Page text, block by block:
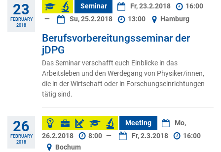
23
FEBRUARY
2018
Seminar Fr, 23.2.2018
16:00
—
Su, 25.2.2018 13:00 Hamburg
Berufsvorbereitungsseminar der
jDPG
Das Seminar verschafft euch Einblicke in das
Arbeitsleben und den Werdegang von Physiker/innen,
die in der Wirtschaft oder in Forschungseinrichtungen
tätig sind.
26
FEBRUARY
2018
Meeting
Mo,
26.2.2018
8:00 — Fr, 2.3.2018
16:00
Bochum